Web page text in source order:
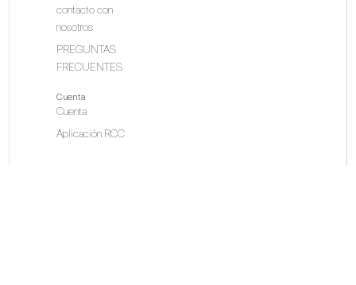
contacto con
nosotros
PREGUNTAS
FRECUENTES
Cuenta
Cuenta
Aplicación RCC